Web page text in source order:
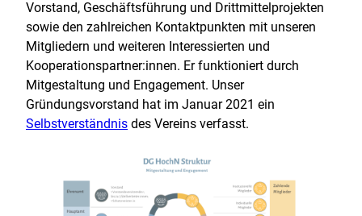
Vorstand, Geschäftsführung und Drittmittelprojekten
sowie den zahlreichen Kontaktpunkten mit unseren
Mitgliedern und weiteren Interessierten und
Kooperationspartner:innen. Er funktioniert durch
Mitgestaltung und Engagement. Unser
Gründungsvorstand hat im Januar 2021 ein
Selbstverständnis des Vereins verfasst.